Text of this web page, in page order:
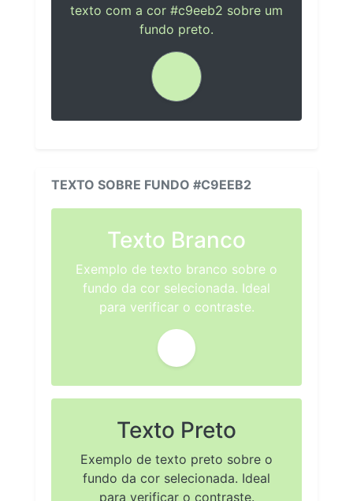
texto com a cor #c9eeb2 sobre um
fundo preto.
TEXTO SOBRE FUNDO #C9EEB2
Texto Branco
Exemplo de texto branco sobre o
fundo da cor selecionada. Ideal
para verificar o contraste.
Texto Preto
Exemplo de texto preto sobre o
fundo da cor selecionada. Ideal
para verificar o contraste.